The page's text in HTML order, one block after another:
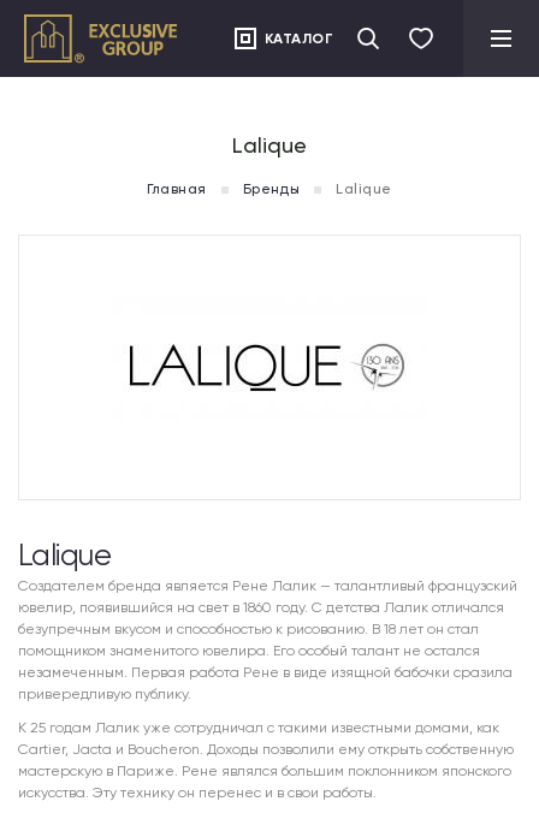
КАТАЛОГ
Lalique
Главная Бренды Lalique
Lalique
Создателем бренда является Рене Лалик — талантливый французский
ювелир, появившийся на свет в 1860 году. С детства Лалик отличался
безупречным вкусом и способностью к рисованию. В 18 лет он стал
помощником знаменитого ювелира. Его особый талант не остался
незамеченным. Первая работа Рене в виде изящной бабочки сразила
привередливую публику.
К 25 годам Лалик уже сотрудничал с такими известными домами, как
Cartier, Jacta и Boucheron. Доходы позволили ему открыть собственную
мастерскую в Париже. Рене являлся большим поклонником японского
искусства. Эту технику он перенес и в свои работы.